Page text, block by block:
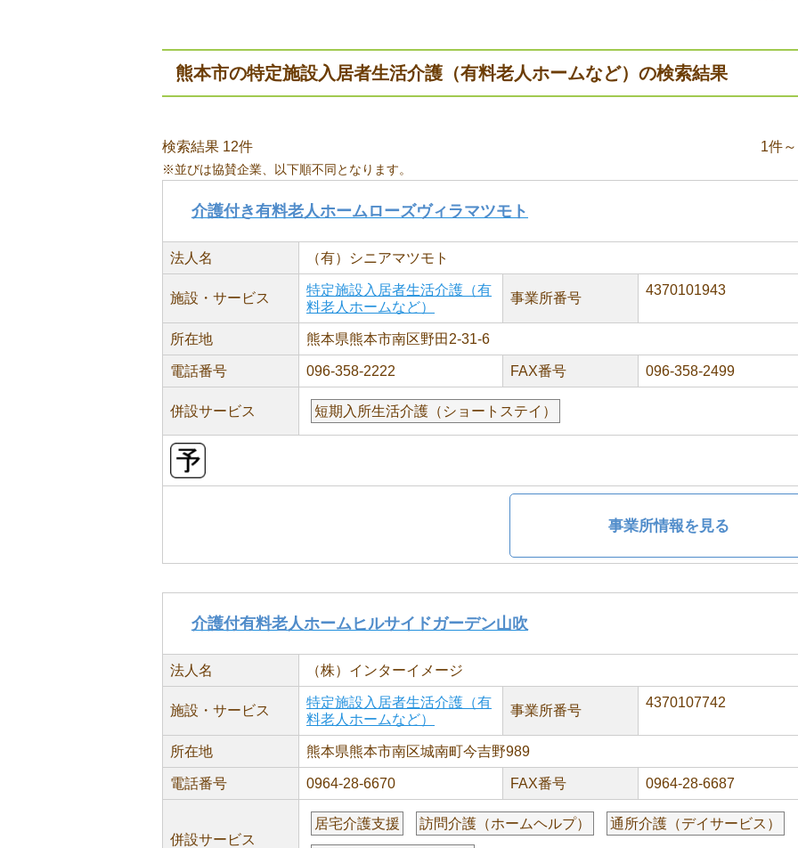
熊本市の特定施設入居者生活介護（有料老人ホームなど）の検索結果
検索結果 12件 1件
※並びは協賛企業、以下順不同となります。
介護付き有料老人ホームローズヴィラマツモト
法人名 （有）シニアマツモト
施設・サービス
特定施設入居者生活介護（有
料老人ホームなど）
事業所番号
4370101943
所在地 熊本県熊本市南区野田2-31-6
電話番号 096-358-2222 FAX番号 096-358-2499
併設サービス 短期入所生活介護（ショートステイ）
事業所情報を見る
介護付有料老人ホームヒルサイドガーデン山吹
法人名 （株）インターイメージ
施設・サービス
特定施設入居者生活介護（有
料老人ホームなど）
事業所番号
4370107742
所在地 熊本県熊本市南区城南町今吉野989
電話番号 0964-28-6670 FAX番号 0964-28-6687
併設サービス
居宅介護支援 訪問介護（ホームヘルプ） 通所介護（デイサービス）